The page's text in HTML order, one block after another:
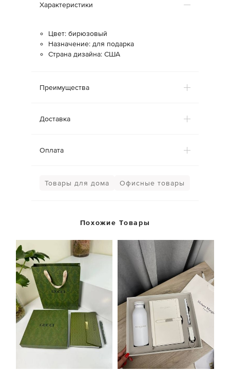
Характеристики
Цвет: бирюзовый
Назначение: для подарка
Страна дизайна: США
Преимущества
Доставка
Оплата
Товары для дома Офисные товары
Похожие Товары